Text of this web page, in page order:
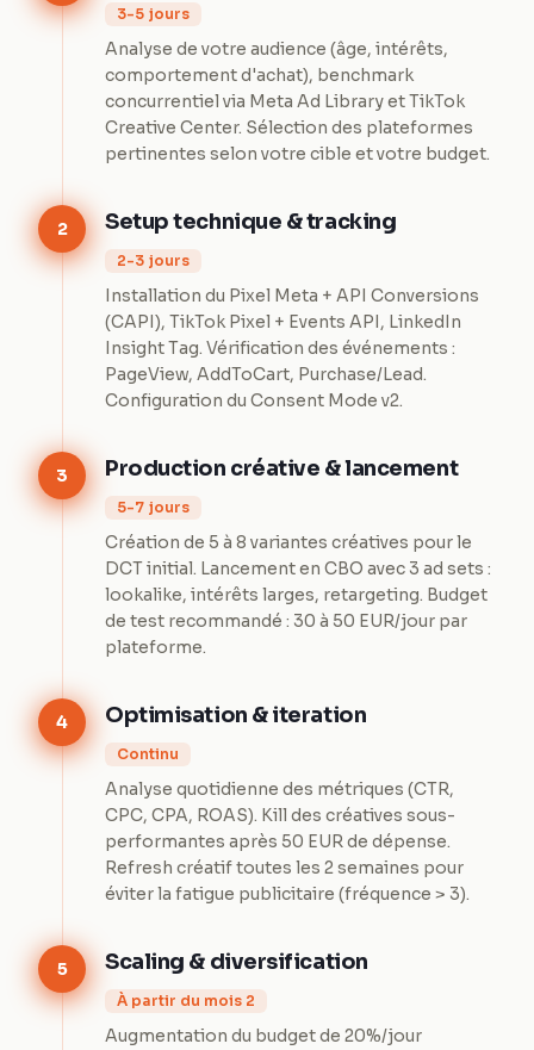
3-5 jours
Analyse de votre audience (âge, intérêts,
comportement d'achat), benchmark
concurrentiel via Meta Ad Library et TikTok
Creative Center. Sélection des plateformes
pertinentes selon votre cible et votre budget.
2 Setup technique & tracking
2-3 jours
Installation du Pixel Meta + API Conversions
(CAPI), TikTok Pixel + Events API, LinkedIn
Insight Tag. Vérification des événements :
PageView, AddToCart, Purchase/Lead.
Configuration du Consent Mode v2.
3 Production créative & lancement
5-7 jours
Création de 5 à 8 variantes créatives pour le
DCT initial. Lancement en CBO avec 3 ad sets :
lookalike, intérêts larges, retargeting. Budget
de test recommandé : 30 à 50 EUR/jour par
plateforme.
4 Optimisation & iteration
Continu
Analyse quotidienne des métriques (CTR,
CPC, CPA, ROAS). Kill des créatives sous-
performantes après 50 EUR de dépense.
Refresh créatif toutes les 2 semaines pour
éviter la fatigue publicitaire (fréquence > 3).
5 Scaling & diversification
À partir du mois 2
Augmentation du budget de 20%/jour